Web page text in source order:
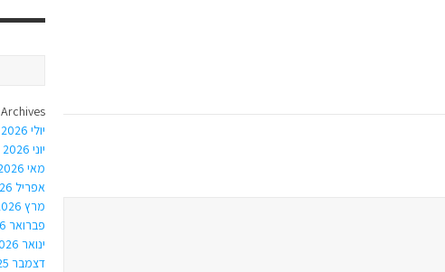
Archives
יולי 2026
יוני 2026
מאי 2026
אפריל 2026
מרץ 2026
פברואר 2026
ינואר 2026
דצמבר 2025